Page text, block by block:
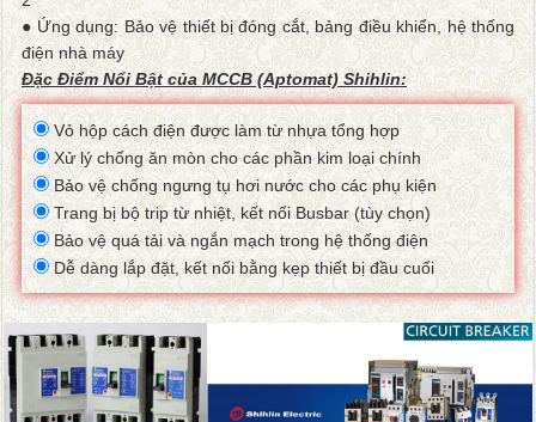
● Ứng dụng: Bảo vệ thiết bị đóng cắt, bảng điều khiển, hệ thống
điện nhà máy
Đặc Điểm Nổi Bật của MCCB (Aptomat) Shihlin:
Vỏ hộp cách điện được làm từ nhựa tổng hợp
Xử lý chống ăn mòn cho các phần kim loại chính
Bảo vệ chống ngưng tụ hơi nước cho các phụ kiện
Trang bị bộ trip từ nhiệt, kết nối Busbar (tùy chọn)
Bảo vệ quá tải và ngắn mạch trong hệ thống điện
Dễ dàng lắp đặt, kết nối bằng kẹp thiết bị đầu cuối